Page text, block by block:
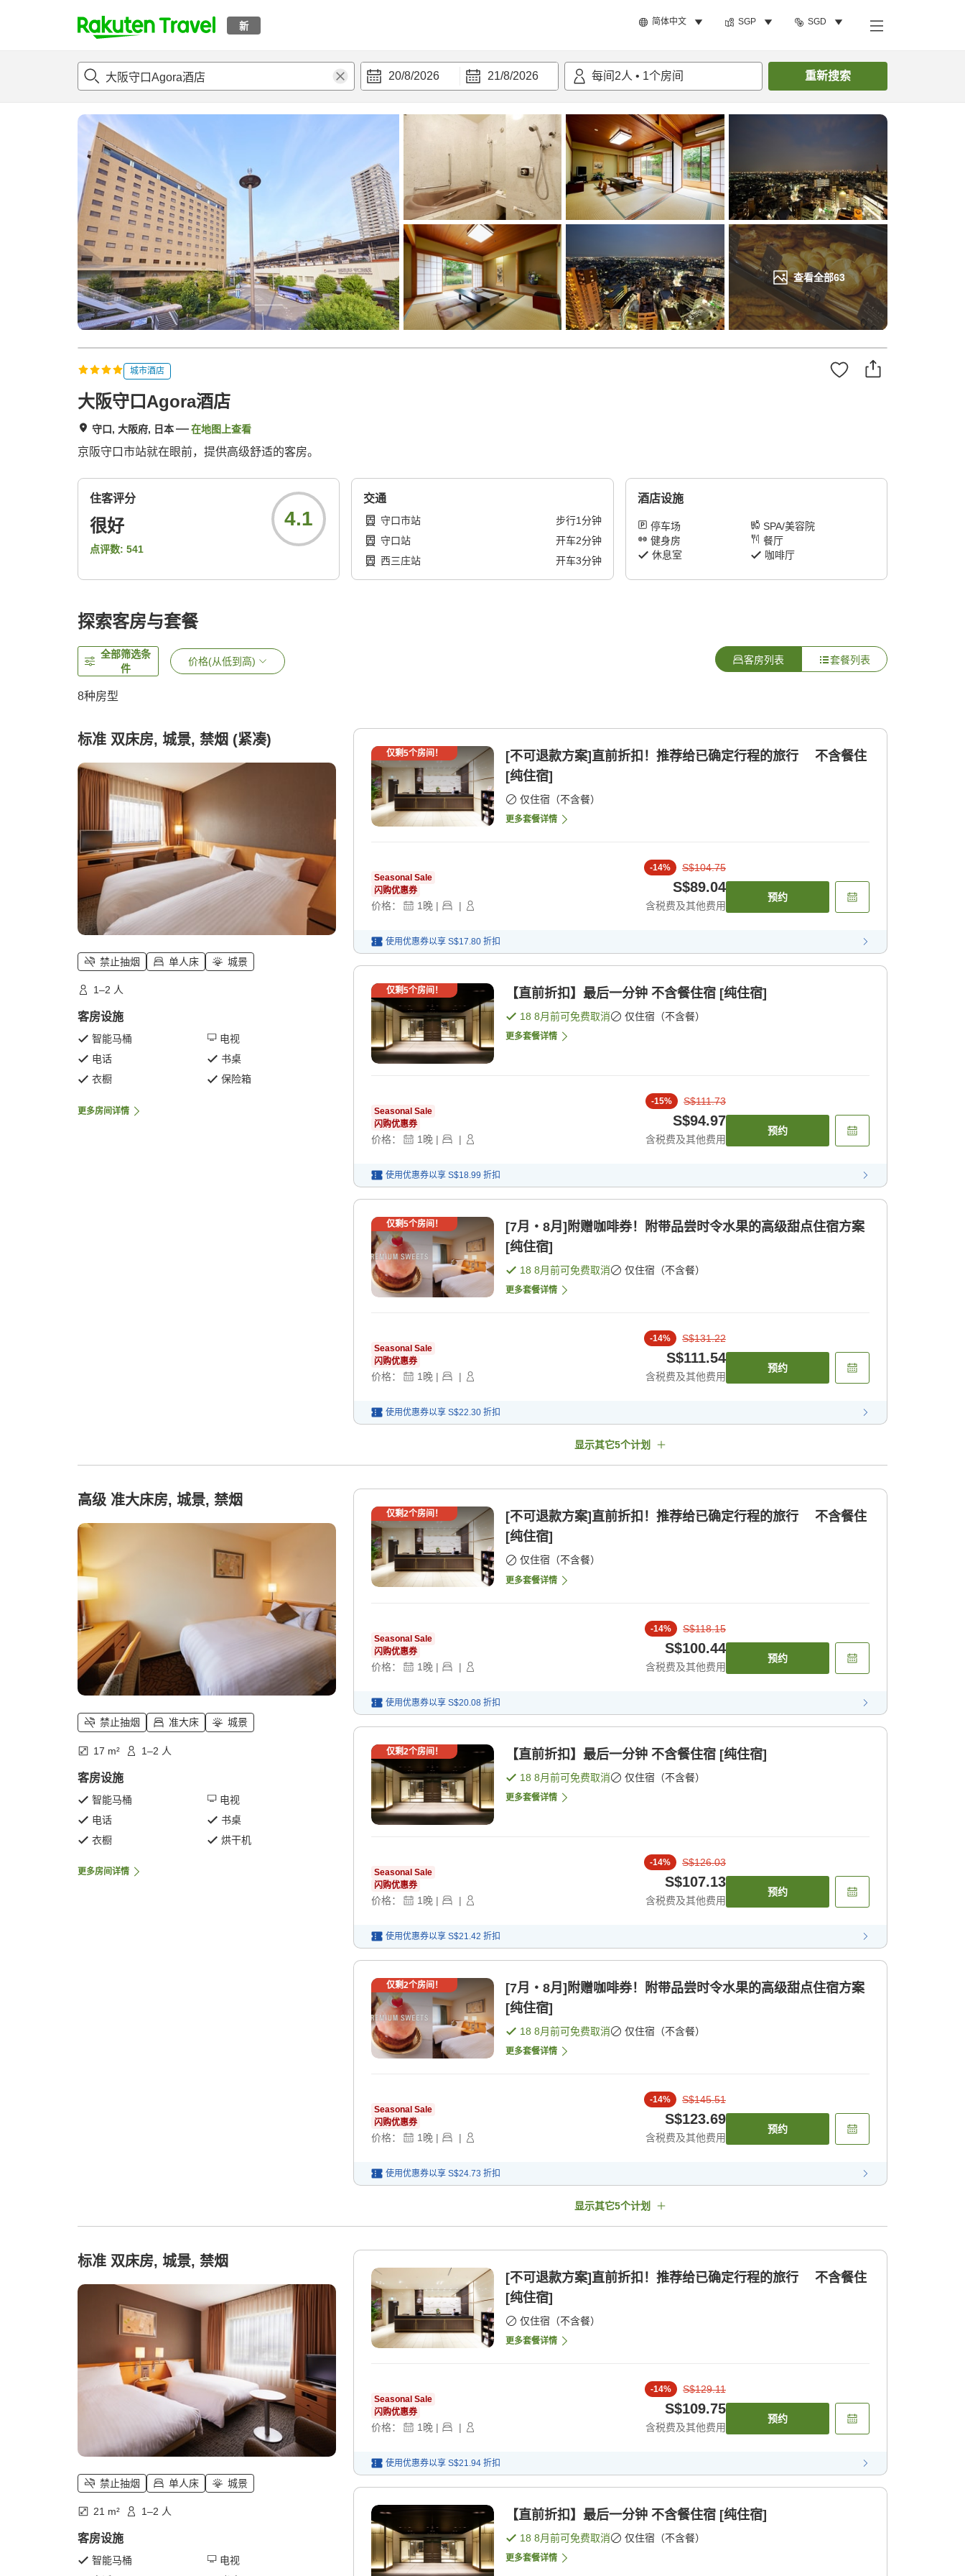
新 简体中文 SGP SGD
t
p
a
e
a
r
h
20/8/2026 21/8/2026 每间 2人 • 1个房间 重新搜索
查看全部63
概况 客房及住宿套餐 评论亮点 搜索客房
城市酒店
大阪守口Agora酒店
守口, 大阪府, 日本 在地图上查看
京阪守口市站就在眼前，提供高级舒适的客房。
住客评分
很好
点评数: 541
4.1
交通
守口市站 步行1分钟
守口站
开车2分钟
西三庄站
开车3分钟
酒店设施
停车场
SPA/美容院
健身房
餐厅
休息室
咖啡厅
探索客房与套餐
全部筛选条
件
价格(从低到高) 客房列表 套餐列表
8种房型
标准 双床房, 城景, 禁烟 (紧凑)
禁止抽烟 单人床 城景
1–2 人
客房设施
智能马桶
电视
电话
书桌
衣橱
保险箱
更多房间详情
仅剩5个房间！
[不可退款方案]直前折扣！推荐给已确定行程的旅行 不含餐住
[纯住宿]
仅住宿（不含餐）
更多套餐详情
Seasonal Sale
闪购优惠券
价格： 1晚 | |
-14% S$104.75
S$89.04
含税费及其他费用
预约
使用优惠券以享 S$17.80 折扣
仅剩5个房间！ 【直前折扣】最后一分钟 不含餐住宿 [纯住宿]
18 8月前可免费取消 仅住宿（不含餐）
更多套餐详情
Seasonal Sale
闪购优惠券
价格： 1晚 | |
-15% S$111.73
S$94.97
含税费及其他费用
预约
使用优惠券以享 S$18.99 折扣
仅剩5个房间！
[7月・8月]附赠咖啡券！附带品尝时令水果的高级甜点住宿方案
[纯住宿]
18 8月前可免费取消 仅住宿（不含餐）
更多套餐详情
Seasonal Sale
闪购优惠券
价格： 1晚 | |
-14% S$131.22
S$111.54
含税费及其他费用
预约
使用优惠券以享 S$22.30 折扣
显示其它5个计划
高级 准大床房, 城景, 禁烟
禁止抽烟 准大床 城景
17 m² 1–2 人
客房设施
智能马桶
电视
电话
书桌
衣橱
烘干机
更多房间详情
仅剩2个房间！
[不可退款方案]直前折扣！推荐给已确定行程的旅行 不含餐住
[纯住宿]
仅住宿（不含餐）
更多套餐详情
Seasonal Sale
闪购优惠券
价格： 1 晚 | |
-14% S$118.15
S$100.44
含税费及其他费用
预约
使用优惠券以享 S$20.08 折扣
仅剩2个房间！ 【直前折扣】最后一分钟 不含餐住宿 [纯住宿]
18 8月前可免费取消 仅住宿（不含餐）
更多套餐详情
Seasonal Sale
闪购优惠券
价格： 1 晚 | |
-14% S$126.03
S$107.13
含税费及其他费用
预约
使用优惠券以享 S$21.42 折扣
仅剩2个房间！
[7月・8月]附赠咖啡券！附带品尝时令水果的高级甜点住宿方案
[纯住宿]
18 8月前可免费取消 仅住宿（不含餐）
更多套餐详情
Seasonal Sale
闪购优惠券
价格： 1 晚 | |
-14% S$145.51
S$123.69
含税费及其他费用
预约
使用优惠券以享 S$24.73 折扣
显示其它5个计划
标准 双床房, 城景, 禁烟
禁止抽烟 单人床 城景
21 m² 1–2 人
客房设施
智能马桶
电视
[不可退款方案]直前折扣！推荐给已确定行程的旅行 不含餐住
[纯住宿]
仅住宿（不含餐）
更多套餐详情
Seasonal Sale
闪购优惠券
价格： 1 晚 | |
-14% S$129.11
S$109.75
含税费及其他费用
预约
使用优惠券以享 S$21.94 折扣
【直前折扣】最后一分钟 不含餐住宿 [纯住宿]
18 8月前可免费取消 仅住宿（不含餐）
更多套餐详情